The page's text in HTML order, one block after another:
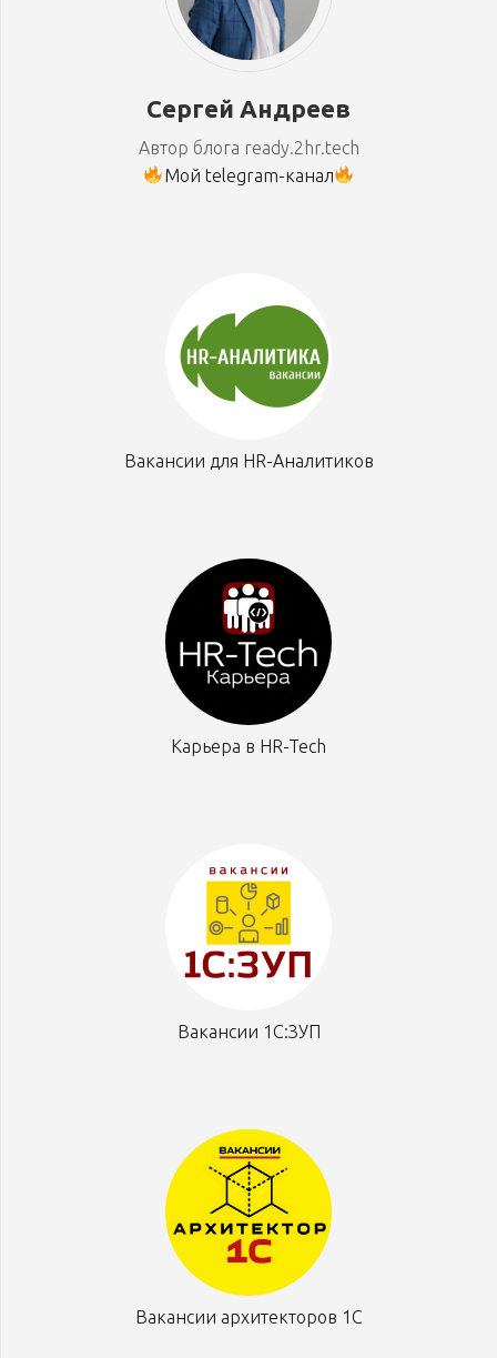
Сергей Андреев
Автор блога ready.2hr.tech
Мой telegram-канал
Вакансии для HR-Аналитиков
Карьера в HR-Tech
Вакансии 1С:ЗУП
Вакансии архитекторов 1С